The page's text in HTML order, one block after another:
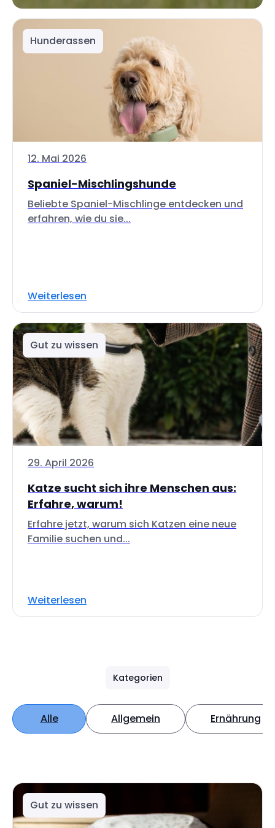
Hunderassen
12. Mai 2026
Spaniel-Mischlingshunde
Beliebte Spaniel-Mischlinge entdecken und
erfahren, wie du sie...
Weiterlesen
Gut zu wissen
29. April 2026
Katze sucht sich ihre Menschen aus:
Erfahre, warum!
Erfahre jetzt, warum sich Katzen eine neue
Familie suchen und...
Weiterlesen
Kategorien
Alle Allgemein Ernährung
Gut zu wissen